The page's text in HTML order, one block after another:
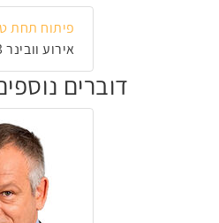
פיתוח תחת
אירוע וובינר #3 - חוסן ושרידות הממשל בזמן מלחמה , שלישי, 17 במרץ 2026, 10:40
דוברים נוספים באירוע וובינר